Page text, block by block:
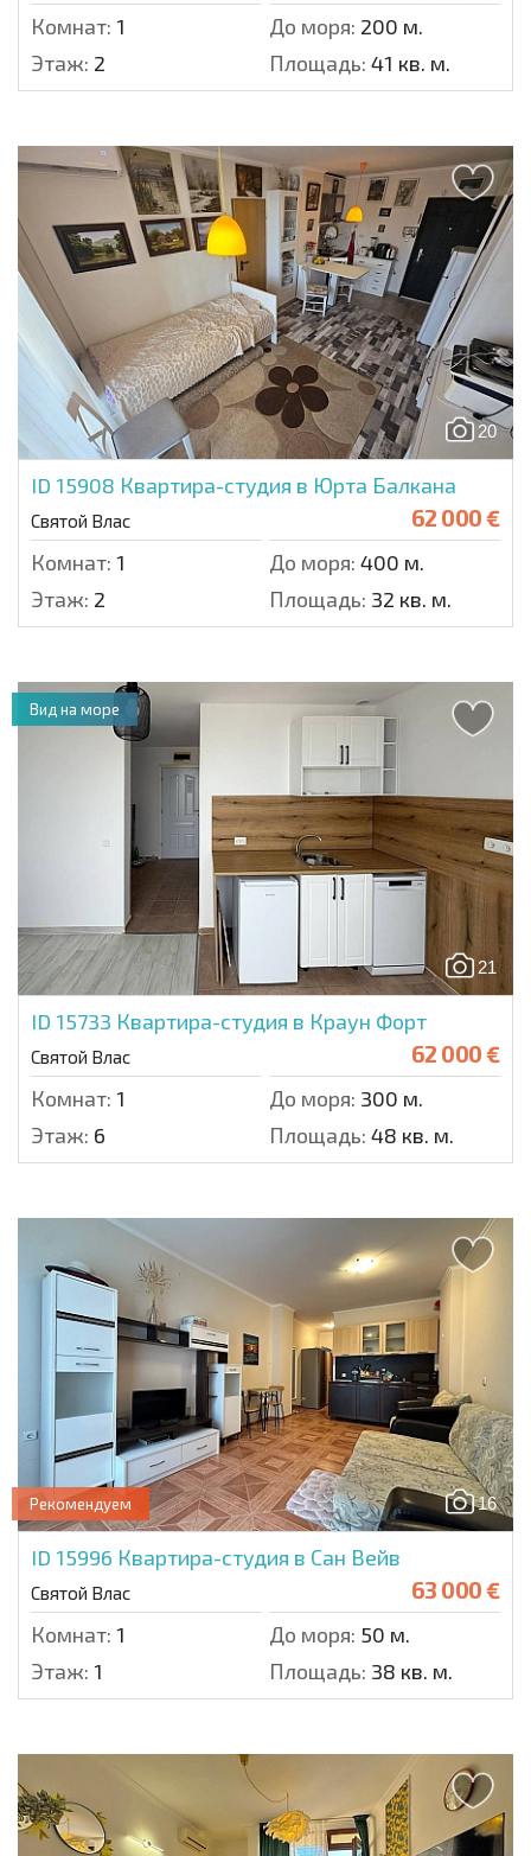
Комнат: 1 До моря: 200 м.
Этаж: 2 Площадь: 41 кв. м.
20
ID 15908 Квартира-студия в Юрта Балкана
Святой Влас 62 000 €
Комнат: 1 До моря: 400 м.
Этаж: 2 Площадь: 32 кв. м.
21
ID 15733 Квартира-студия в Краун Форт
Святой Влас 62 000 €
Комнат: 1 До моря: 300 м.
Этаж: 6 Площадь: 48 кв. м.
Вид на море
16
Рекомендуем
ID 15996 Квартира-студия в Сан Вейв
Святой Влас 63 000 €
Комнат: 1 До моря: 50 м.
Этаж: 1 Площадь: 38 кв. м.